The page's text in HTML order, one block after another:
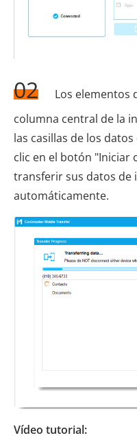
02
Los elementos
columna central de la
las casillas de los
clic en el botón "Iniciar
transferir sus datos de
automáticamente.
Vídeo tutorial: